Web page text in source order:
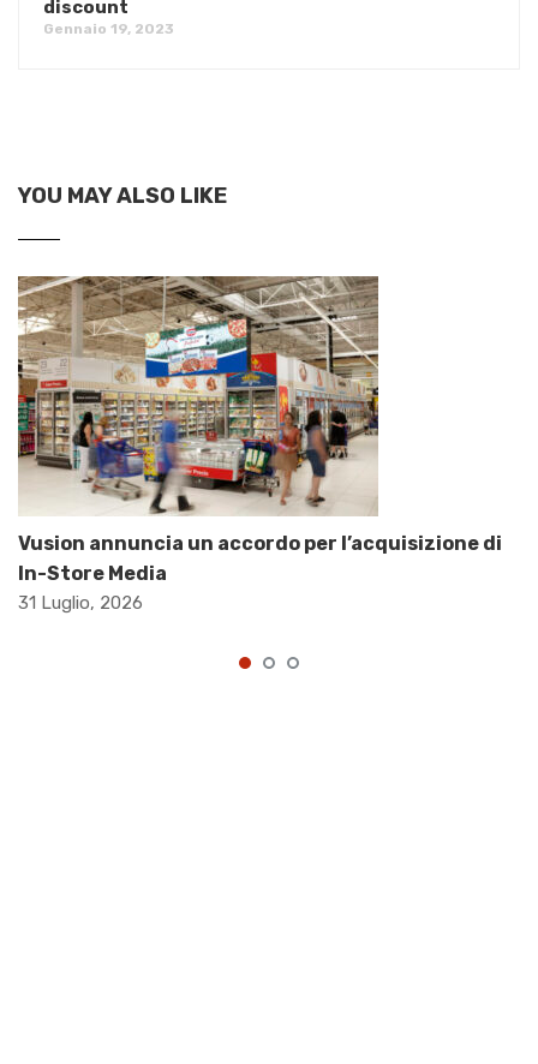
discount
Gennaio 19, 2023
YOU MAY ALSO LIKE
Vusion annuncia un accordo per l’acquisizione di
In-Store Media
31 Luglio, 2026